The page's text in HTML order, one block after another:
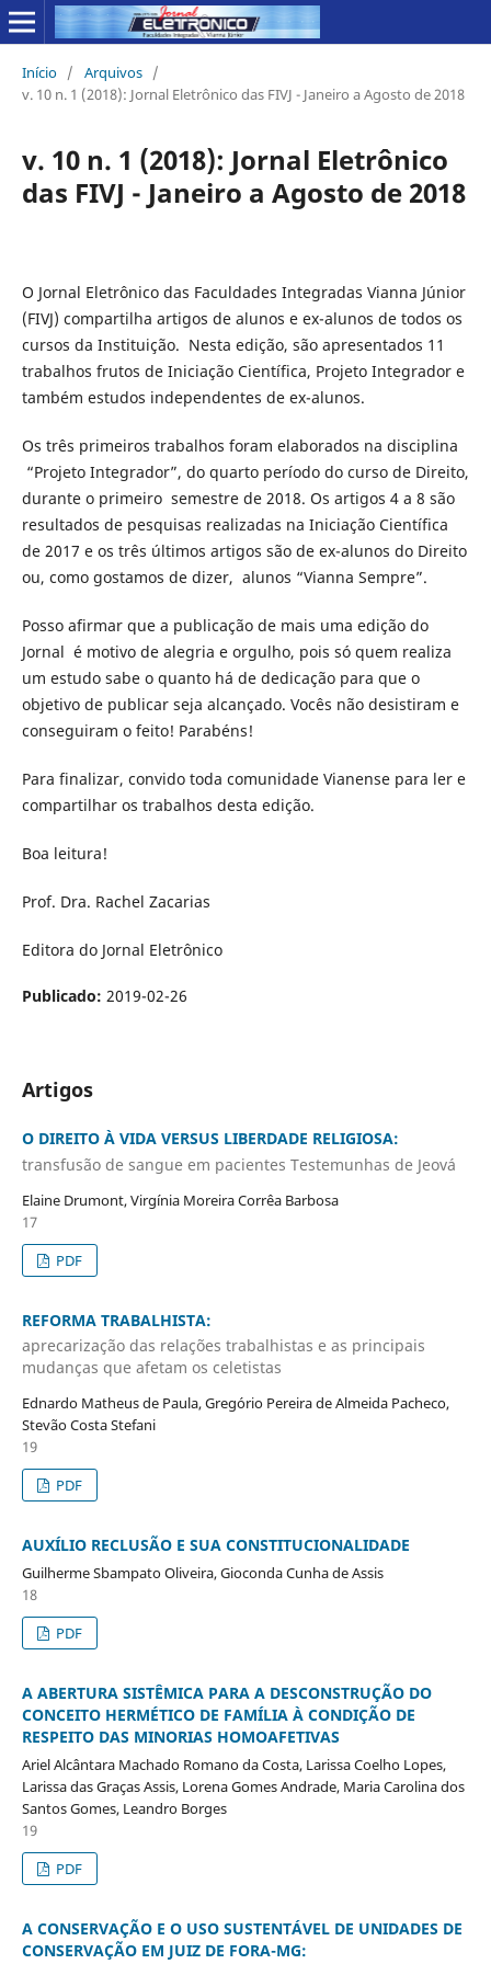
Início / Arquivos /
v. 10 n. 1 (2018): Jornal Eletrônico das FIVJ - Janeiro a Agosto de 2018
v. 10 n. 1 (2018): Jornal Eletrônico
das FIVJ - Janeiro a Agosto de 2018
O Jornal Eletrônico das Faculdades Integradas Vianna Júnior
(FIVJ) compartilha artigos de alunos e ex-alunos de todos os
cursos da Instituição. Nesta edição, são apresentados 11
trabalhos frutos de Iniciação Científica, Projeto Integrador e
também estudos independentes de ex-alunos.
Os três primeiros trabalhos foram elaborados na disciplina
“Projeto Integrador”, do quarto período do curso de Direito,
durante o primeiro semestre de 2018. Os artigos 4 a 8 são
resultados de pesquisas realizadas na Iniciação Científica
de 2017 e os três últimos artigos são de ex-alunos do Direito
ou, como gostamos de dizer, alunos “Vianna Sempre”.
Posso afirmar que a publicação de mais uma edição do
Jornal é motivo de alegria e orgulho, pois só quem realiza
um estudo sabe o quanto há de dedicação para que o
objetivo de publicar seja alcançado. Vocês não desistiram e
conseguiram o feito! Parabéns!
Para finalizar, convido toda comunidade Vianense para ler e
compartilhar os trabalhos desta edição.
Boa leitura!
Prof. Dra. Rachel Zacarias
Editora do Jornal Eletrônico
Publicado: 2019-02-26
Artigos
O DIREITO À VIDA VERSUS LIBERDADE RELIGIOSA:
transfusão de sangue em pacientes Testemunhas de Jeová
Elaine Drumont, Virgínia Moreira Corrêa Barbosa
17
PDF
REFORMA TRABALHISTA:
aprecarização das relações trabalhistas e as principais
mudanças que afetam os celetistas
Ednardo Matheus de Paula, Gregório Pereira de Almeida Pacheco,
Stevão Costa Stefani
19
PDF
AUXÍLIO RECLUSÃO E SUA CONSTITUCIONALIDADE
Guilherme Sbampato Oliveira, Gioconda Cunha de Assis
18
PDF
A ABERTURA SISTÊMICA PARA A DESCONSTRUÇÃO DO
CONCEITO HERMÉTICO DE FAMÍLIA À CONDIÇÃO DE
RESPEITO DAS MINORIAS HOMOAFETIVAS
Ariel Alcântara Machado Romano da Costa, Larissa Coelho Lopes,
Larissa das Graças Assis, Lorena Gomes Andrade, Maria Carolina dos
Santos Gomes, Leandro Borges
19
PDF
A CONSERVAÇÃO E O USO SUSTENTÁVEL DE UNIDADES DE
CONSERVAÇÃO EM JUIZ DE FORA-MG: